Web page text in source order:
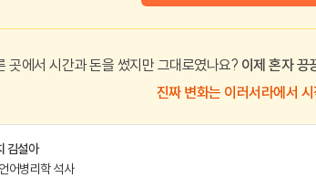
곳에서 시간과 돈을 썼지만 그대로였나요? 이제 혼자 끙
진짜 변화는 이러서라에서
김설아
어병리학 석사